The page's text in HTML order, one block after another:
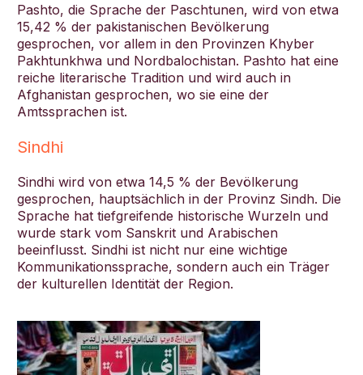
Pashto, die Sprache der Paschtunen, wird von etwa
15,42 % der pakistanischen Bevölkerung
gesprochen, vor allem in den Provinzen Khyber
Pakhtunkhwa und Nordbalochistan. Pashto hat eine
reiche literarische Tradition und wird auch in
Afghanistan gesprochen, wo sie eine der
Amtssprachen ist.
Sindhi
Sindhi wird von etwa 14,5 % der Bevölkerung
gesprochen, hauptsächlich in der Provinz Sindh. Die
Sprache hat tiefgreifende historische Wurzeln und
wurde stark vom Sanskrit und Arabischen
beeinflusst. Sindhi ist nicht nur eine wichtige
Kommunikationssprache, sondern auch ein Träger
der kulturellen Identität der Region.